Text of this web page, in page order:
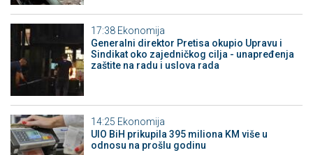
17:38 Ekonomija
Generalni direktor Pretisa okupio Upravu i
Sindikat oko zajedničkog cilja - unapređenja
zaštite na radu i uslova rada
14:25 Ekonomija
UIO BiH prikupila 395 miliona KM više u
odnosu na prošlu godinu